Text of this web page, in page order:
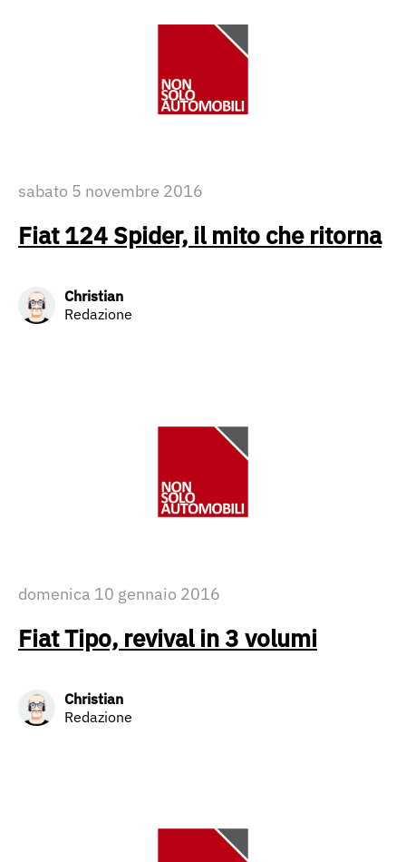
sabato 5 novembre 2016
Fiat 124 Spider, il mito che ritorna
Christian
Redazione
domenica 10 gennaio 2016
Fiat Tipo, revival in 3 volumi
Christian
Redazione